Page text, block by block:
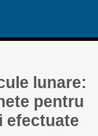
lunare:
pentru
efectuate